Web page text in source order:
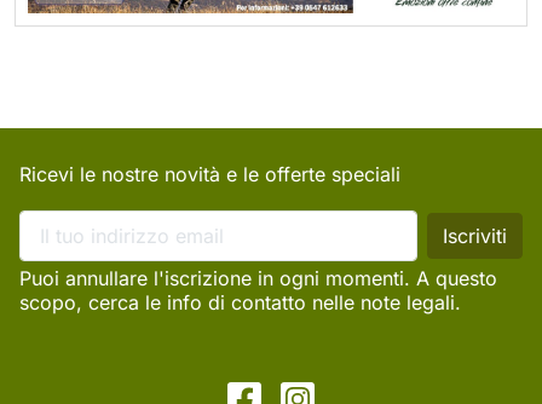
Ricevi le nostre novità e le offerte speciali
Puoi annullare l'iscrizione in ogni momenti. A questo
scopo, cerca le info di contatto nelle note legali.